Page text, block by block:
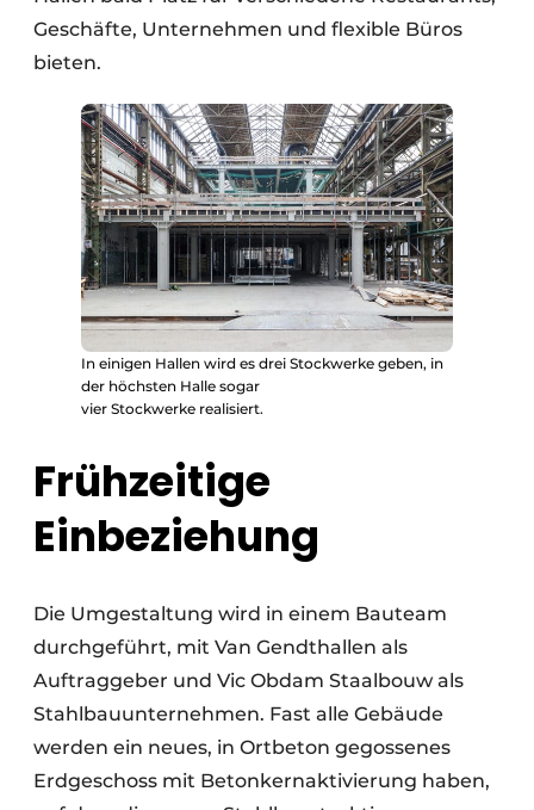
Geschäfte, Unternehmen und flexible Büros
bieten.
In einigen Hallen wird es drei Stockwerke geben, in
der höchsten Halle sogar
vier Stockwerke realisiert.
Frühzeitige
Einbeziehung
Die Umgestaltung wird in einem Bauteam
durchgeführt, mit Van Gendthallen als
Auftraggeber und Vic Obdam Staalbouw als
Stahlbauunternehmen. Fast alle Gebäude
werden ein neues, in Ortbeton gegossenes
Erdgeschoss mit Betonkernaktivierung haben,